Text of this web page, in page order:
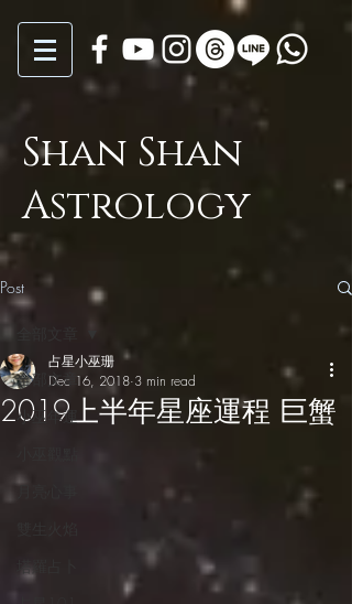
Shan Shan
Astrology
Post
全部文章
小巫年運
月亮心事
塔羅占卜
2019上半年星座運程 巨蟹
占星小巫珊
Dec 16, 2018 3 min read